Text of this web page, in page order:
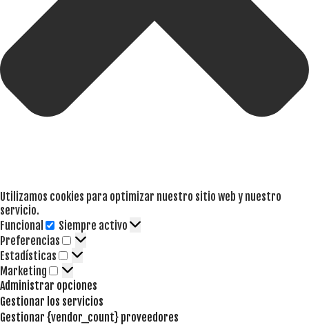
Utilizamos cookies para optimizar nuestro sitio web y nuestro
servicio.
Funcional
Funcional
Siempre activo
Preferencias
Preferencias
Estadísticas Estadísticas
Marketing Marketing
Administrar opciones
Gestionar los servicios
Gestionar {vendor_count} proveedores